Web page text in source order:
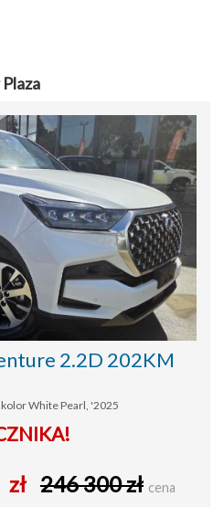
2.2D 202KM
White Pearl, '2025
zł 246 300 zł cena